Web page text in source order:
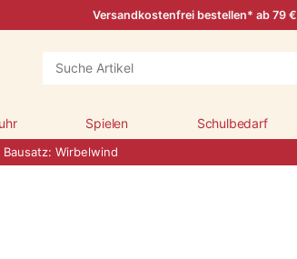
Versandkostenfrei bestellen* ab 79 €
Spielen Schulbedarf
Bausatz: Wirbelwind